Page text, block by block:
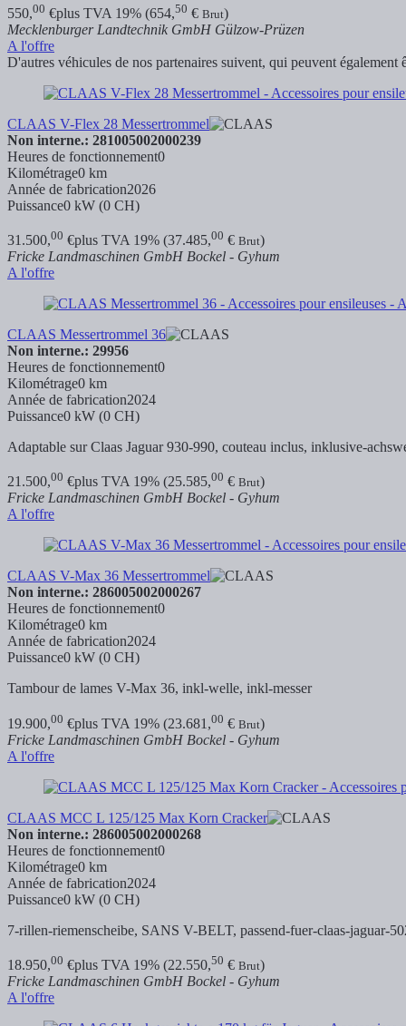
550,00 €plus TVA 19% (654,50 € Brut)
Mecklenburger Landtechnik GmbH Gülzow-Prüzen
A l'offre
D'autres véhicules de nos partenaires suivent, qui peuvent également
CLAAS V-Flex 28 Messertrommel
Non interne.: 281005002000239
Heures de fonctionnement0
Kilométrage0 km
Année de fabrication2026
Puissance0 kW (0 CH)
31.500,00 €plus TVA 19% (37.485,00 € Brut)
Fricke Landmaschinen GmbH Bockel - Gyhum
A l'offre
CLAAS Messertrommel 36
Non interne.: 29956
Heures de fonctionnement0
Kilométrage0 km
Année de fabrication2024
Puissance0 kW (0 CH)
Adaptable sur Claas Jaguar 930-990, couteau inclus, inklusive-
21.500,00 €plus TVA 19% (25.585,00 € Brut)
Fricke Landmaschinen GmbH Bockel - Gyhum
A l'offre
CLAAS V-Max 36 Messertrommel
Non interne.: 286005002000267
Heures de fonctionnement0
Kilométrage0 km
Année de fabrication2024
Puissance0 kW (0 CH)
Tambour de lames V-Max 36, inkl-welle, inkl-messer
19.900,00 €plus TVA 19% (23.681,00 € Brut)
Fricke Landmaschinen GmbH Bockel - Gyhum
A l'offre
CLAAS MCC L 125/125 Max Korn Cracker
Non interne.: 286005002000268
Heures de fonctionnement0
Kilométrage0 km
Année de fabrication2024
Puissance0 kW (0 CH)
7-rillen-riemenscheibe, SANS V-BELT, passend-fuer-claas-jaguar-
18.950,00 €plus TVA 19% (22.550,50 € Brut)
Fricke Landmaschinen GmbH Bockel - Gyhum
A l'offre